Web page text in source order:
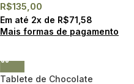
R$135,00
Em até 2x de R$71,58
Mais formas de pagamento
Tablete de Chocolate